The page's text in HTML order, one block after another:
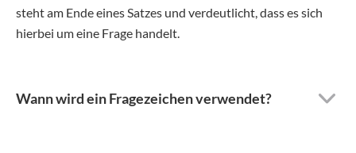
steht am Ende eines Satzes und verdeutlicht, dass es sich
hierbei um eine Frage handelt.
Wann wird ein Fragezeichen verwendet?